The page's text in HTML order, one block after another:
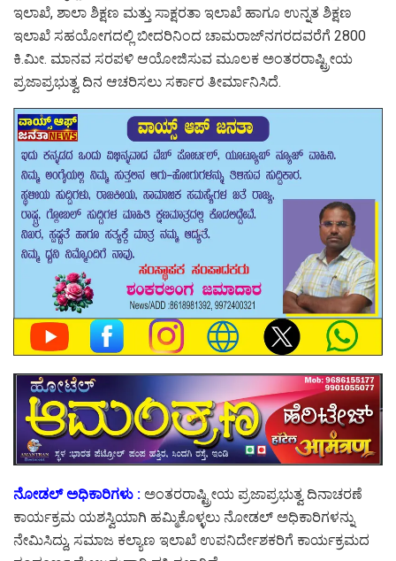
ಇಲಾಖೆ, ಶಾಲಾ ಶಿಕ್ಷಣ ಮತ್ತು ಸಾಕ್ಷರತಾ ಇಲಾಖೆ ಹಾಗೂ ಉನ್ನತ ಶಿಕ್ಷಣ
ಇಲಾಖೆ ಸಹಯೋಗದಲ್ಲಿ ಬೀದರಿನಿಂದ ಚಾಮರಾಜ್‍ನಗರದವರೆಗೆ 2800
ಕಿ.ಮೀ. ಮಾನವ ಸರಪಳಿ ಆಯೋಜಿಸುವ ಮೂಲಕ ಅಂತರರಾಷ್ಟ್ರೀಯ
ಪ್ರಜಾಪ್ರಭುತ್ವ ದಿನ ಆಚರಿಸಲು ಸರ್ಕಾರ ತೀರ್ಮಾನಿಸಿದೆ.
ನೋಡಲ್ ಅಧಿಕಾರಿಗಳು : ಅಂತರರಾಷ್ಟ್ರೀಯ ಪ್ರಜಾಪ್ರಭುತ್ವ ದಿನಾಚರಣೆ
ಕಾರ್ಯಕ್ರಮ ಯಶಸ್ವಿಯಾಗಿ ಹಮ್ಮಿಕೊಳ್ಳಲು ನೋಡಲ್ ಅಧಿಕಾರಿಗಳನ್ನು
ನೇಮಿಸಿದ್ದು, ಸಮಾಜ ಕಲ್ಯಾಣ ಇಲಾಖೆ ಉಪನಿರ್ದೇಶಕರಿಗೆ ಕಾರ್ಯಕ್ರಮದ